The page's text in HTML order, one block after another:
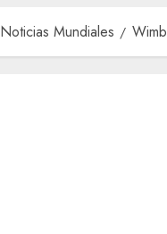
Noticias Mundiales